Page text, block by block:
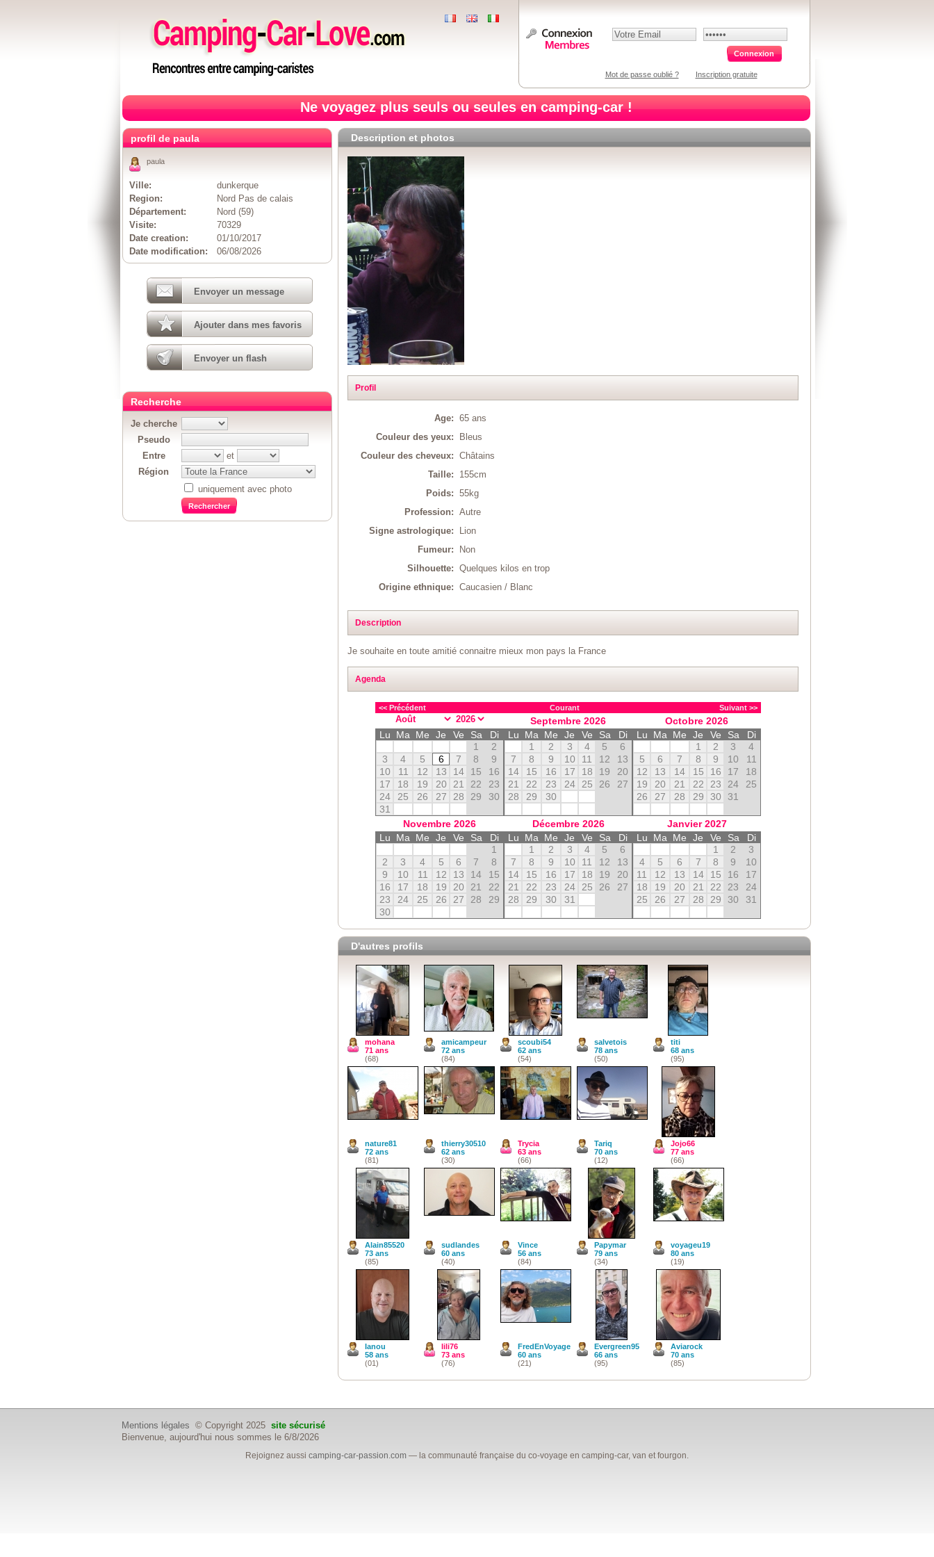
Mot de passe oublié ? Inscription gratuite
Ne voyagez plus seuls ou seules en camping-car !
Description et photos
Profil
Age:
65 ans
Couleur des yeux:
Bleus
Couleur des cheveux:
Châtains
Taille:
155cm
Poids:
55kg
Profession:
Autre
Signe astrologique:
Lion
Fumeur:
Non
Silhouette:
Quelques kilos en trop
Origine ethnique:
Caucasien / Blanc
Description
Je souhaite en toute amitié connaitre mieux mon pays la France
Agenda
<< Précédent Courant Suivant >>
Lu Ma Me Je Ve Sa
Di
1
2
3
4 5 6 7 8
9
10
11 12 13 14 15
16
17
18 19 20 21 22
23
24
25 26 27 28 29
30
31
Septembre 2026
Lu
Ma Me Je Ve Sa
Di
1
2 3 4 5
6
7
8 9 10 11 12
13
14
15 16 17 18 19
20
21
22 23 24 25 26
27
28
29 30
Octobre 2026
Lu
Ma Me Je Ve Sa
Di
1
2 3
4
5
6 7 8 9 10
11
12
13 14 15 16 17
18
19
20 21 22 23 24
25
26
27 28 29 30 31
Novembre 2026
Lu
Ma Me Je Ve Sa
Di
1
2
3 4 5 6 7
8
9
10 11 12 13 14
15
16
17 18 19 20 21
22
23
24 25 26 27 28
29
30
Décembre 2026
Lu
Ma Me Je Ve Sa
Di
1
2 3 4 5
6
7
8 9 10 11 12
13
14
15 16 17 18 19
20
21
22 23 24 25 26
27
28
29 30 31
Janvier 2027
Lu
Ma Me Je Ve Sa
Di
1
2
3
4
5 6 7 8 9
10
11
12 13 14 15 16
17
18
19 20 21 22 23
24
25
26 27 28 29 30 31
D'autres profils
mohana
71 ans
(68)
amicampeur
72 ans
(84)
scoubi54
62 ans
(54)
salvetois
78 ans
(50)
titi
68 ans
(95)
nature81
72 ans
(81)
thierry30510
62 ans
(30)
Trycia
63 ans
(66)
Tariq
70 ans
(12)
Jojo66
77 ans
(66)
Alain85520
73 ans
(85)
sudlandes
60 ans
(40)
Vince
56 ans
(84)
Papymar
79 ans
(34)
voyageu19
80 ans
(19)
Ianou
58 ans
(01)
lili76
73 ans
(76)
FredEnVoyage
60 ans
(21)
Evergreen95
66 ans
(95)
Aviarock
70 ans
(85)
profil de paula
paula
Ville:
dunkerque
Region:
Nord Pas de calais
Département:
Nord (59)
Visite:
70329
Date creation:
01/10/2017
Date modification:
06/08/2026
Envoyer un message
Ajouter dans mes favoris
Envoyer un flash
Recherche
Je cherche
Pseudo
Entre
et
Région
uniquement avec photo
Mentions légales © Copyright 2025 site sécurisé
Bienvenue, aujourd'hui nous sommes le 6/8/2026
Rejoignez aussi camping-car-passion.com — la communauté française du co-voyage en camping-car, van et fourgon.